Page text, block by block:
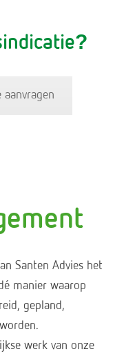
Santen Advies het
manier waarop
gepland,
werk van onze